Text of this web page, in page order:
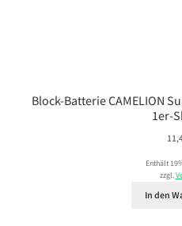
Block-Batterie CAMELION
1er-
Enthält
zzgl.
In den